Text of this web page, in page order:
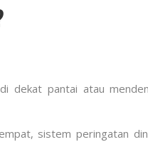
dekat pantai atau
sistem peringatan